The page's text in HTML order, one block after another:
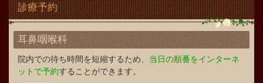
診療予約
耳鼻咽喉科
院内での待ち時間を短縮するため、 当日の順番をインターネ
ットで予約することができます。